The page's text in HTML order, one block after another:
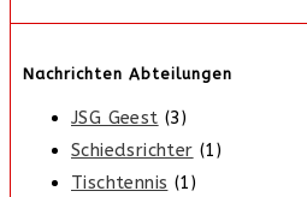
Nachrichten Abteilungen
JSG Geest (3)
Schiedsrichter (1)
Tischtennis (1)